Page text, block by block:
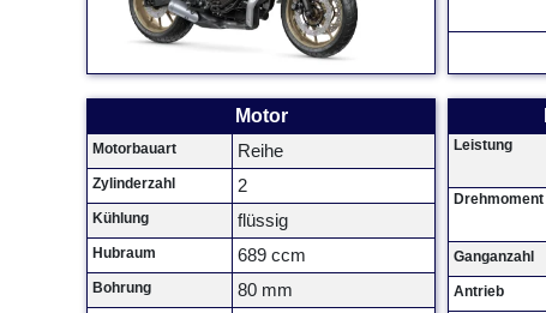
Motor
Motorbauart Reihe
Zylinderzahl 2
Kühlung flüssig
Hubraum 689 ccm
Bohrung 80 mm
Leistung
Drehmoment
Ganganzahl
Antrieb